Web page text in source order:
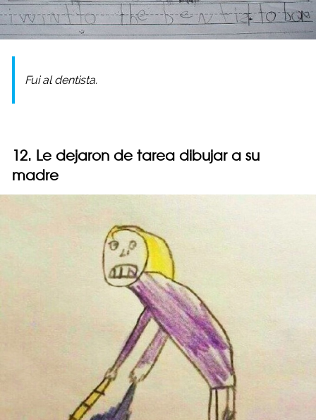
Fui al dentista.
12. Le dejaron de tarea dibujar a su
madre